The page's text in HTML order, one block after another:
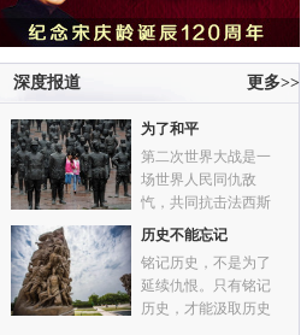
更多>>
深度报道
为了和平
第二次世界大战是一
场世界人民同仇敌
忾，共同抗击法西斯
侵略暴行的战争。
历史不能忘记
铭记历史，不是为了
延续仇恨。只有铭记
历史，才能汲取历史